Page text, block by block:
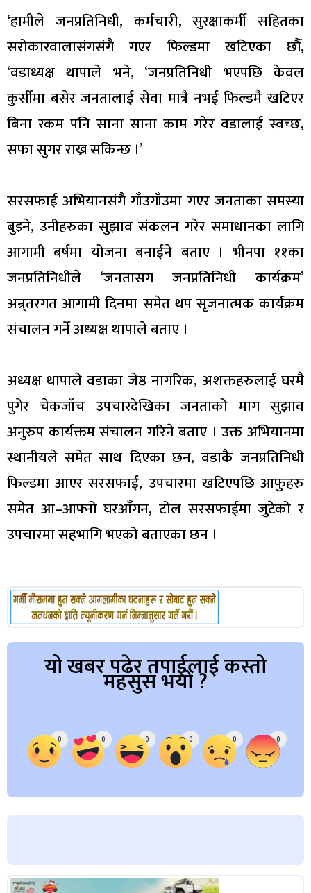
‘हामीले जनप्रतिनिधी, कर्मचारी, सुरक्षाकर्मी सहितका
सरोकारवालासंगसंगै गएर फिल्डमा खटिएका छौँ,
‘वडाध्यक्ष थापाले भने, ‘जनप्रतिनिधी भएपछि केवल
कुर्सीमा बसेर जनतालाई सेवा मात्रै नभई फिल्डमै खटिएर
बिना रकम पनि साना साना काम गरेर वडालाई स्वच्छ,
सफा सुगर राख्न सकिन्छ ।’
सरसफाई अभियानसंगै गाँउगाँउमा गएर जनताका समस्या
बुझ्ने, उनीहरुका सुझाव संकलन गरेर समाधानका लागि
आगामी बर्षमा योजना बनाईने बताए । भीनपा ११का
जनप्रतिनिधीले ‘जनतासग जनप्रतिनिधी कार्यक्रम’
अन्र्तरगत आगामी दिनमा समेत थप सृजनात्मक कार्यक्रम
संचालन गर्ने अध्यक्ष थापाले बताए ।
अध्यक्ष थापाले वडाका जेष्ठ नागरिक, अशक्तहरुलाई घरमै
पुगेर चेकजाँच उपचारदेखिका जनताको माग सुझाव
अनुरुप कार्यक्तम संचालन गरिने बताए । उक्त अभियानमा
स्थानीयले समेत साथ दिएका छन, वडाकै जनप्रतिनिधी
फिल्डमा आएर सरसफाई, उपचारमा खटिएपछि आफुहरु
समेत आ–आफ्नो घरआँगन, टोल सरसफाईमा जुटेको र
उपचारमा सहभागि भएको बताएका छन ।
यो खबर पढेर तपाईलाई कस्तो
महसुस भयो ?
0 0 0 0 0 0